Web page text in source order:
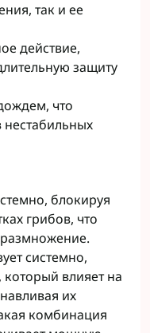
так и ее
действие,
защиту
что
блокируя
грибов, что
размножение.
системно,
влияет на
их
комбинация